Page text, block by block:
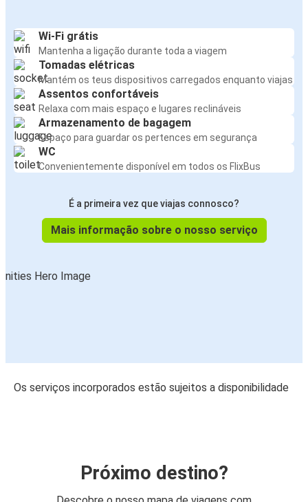
Wi-Fi grátis
Mantenha a ligação durante toda a viagem
Tomadas elétricas
Mantém os teus dispositivos carregados enquanto viajas
Assentos confortáveis
Relaxa com mais espaço e lugares reclináveis
Armazenamento de bagagem
Espaço para guardar os pertences em segurança
WC
Convenientemente disponível em todos os FlixBus
É a primeira vez que viajas connosco?
Mais informação sobre o nosso serviço
Os serviços incorporados estão sujeitos a disponibilidade
Próximo destino?